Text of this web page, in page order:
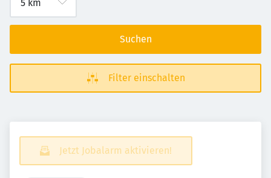
Suchen
Filter einschalten
Jetzt Jobalarm aktivieren!